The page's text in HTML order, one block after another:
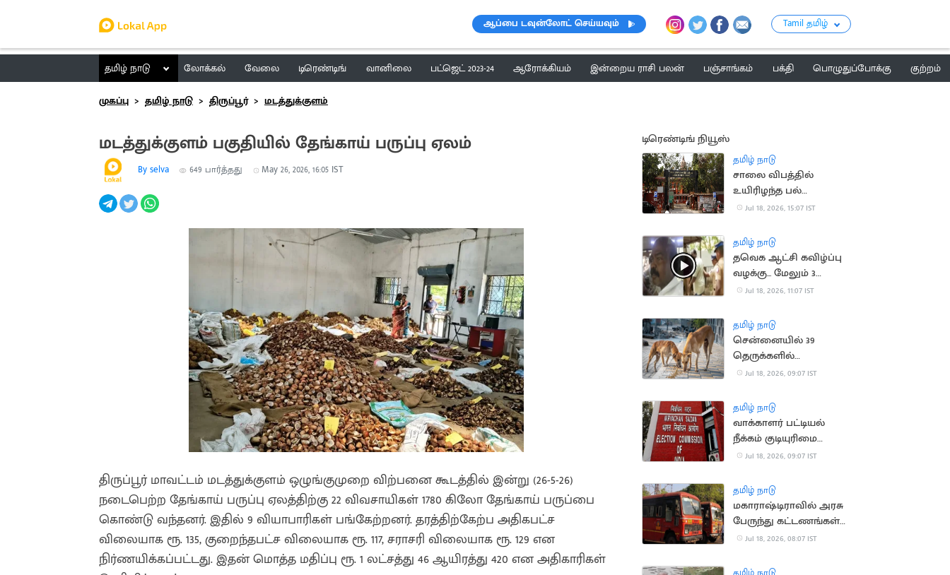
ஆப்பை டவுன்லோட் செய்யவும் Tamil தமிழ்
தமிழ் நாடு லோக்கல் வேலை டிரெண்டிங் வானிலை பட்ஜெட் 2023-24 ஆரோக்கியம் இன்றைய ராசி பலன் பஞ்சாங்கம் பக்தி பொழுதுப்போக்கு
குற்றம்
முகப்பு
தமிழ் நாடு திருப்பூர் மடத்துக்குளம்
மடத்துக்குளம் பகுதியில் தேங்காய் பருப்பு ஏலம்
By selva 649 பார்த்தது May 26, 2026, 16:05 IST
திருப்பூர் மாவட்டம் மடத்துக்குளம் ஒழுங்குமுறை விற்பனை கூடத்தில் இன்று (26-5-26)
நடைபெற்ற தேங்காய் பருப்பு ஏலத்திற்கு 22 விவசாயிகள் 1780 கிலோ தேங்காய் பருப்பை
கொண்டு வந்தனர். இதில் 9 வியாபாரிகள் பங்கேற்றனர். தரத்திற்கேற்ப அதிகபட்ச
விலையாக ரூ. 135, குறைந்தபட்ச விலையாக ரூ. 117, சராசரி விலையாக ரூ. 129 என
நிர்ணயிக்கப்பட்டது. இதன் மொத்த மதிப்பு ரூ. 1 லட்சத்து 46 ஆயிரத்து 420 என அதிகாரிகள்
டிரெண்டிங் நியூஸ்
தமிழ் நாடு
சாலை விபத்தில்
உயிரிழந்த பல்
மருத்துவரின்
கோடி இழப்பீடு
Jul 18, 2026, 15:07 IST
தமிழ் நாடு
தவெக ஆட்சி கவிழ்ப்பு
வழக்கு... மேலும் 3
பேரிடம் போலீசார் தீவிர
Jul 18, 2026, 11:07 IST
தமிழ் நாடு
சென்னையில் 39
தெருக்களில்
தெருநாய்களுக்கு
Jul 18, 2026, 09:07 IST
தமிழ் நாடு
வாக்காளர் பட்டியல்
நீக்கம் குடியுரிமை
இழப்பாகாது: உச்ச
Jul 18, 2026, 09:07 IST
தமிழ் நாடு
மகாராஷ்டிராவில் அரசு
பேருந்து கட்டணங்கள்
உயர்வு
Jul 18, 2026, 08:07 IST